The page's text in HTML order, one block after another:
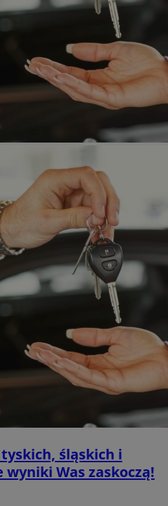
śląskich i
wyniki Was zaskoczą!